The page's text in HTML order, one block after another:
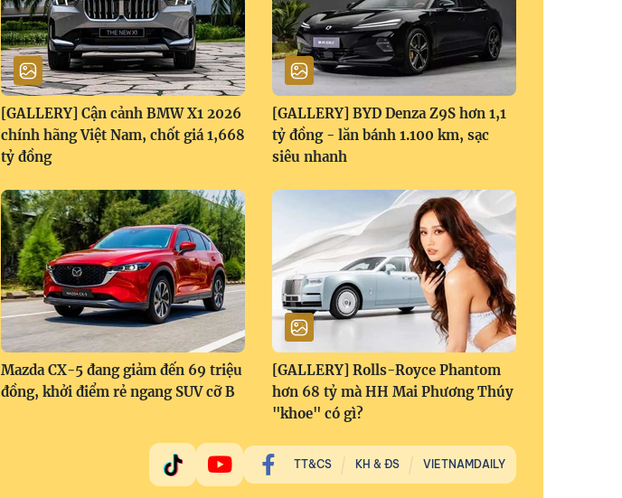
[GALLERY] Cận cảnh BMW X1 2026
chính hãng Việt Nam, chốt giá 1,668
tỷ đồng
[GALLERY] BYD Denza Z9S hơn 1,1
tỷ đồng - lăn bánh 1.100 km, sạc
siêu nhanh
Mazda CX-5 đang giảm đến 69 triệu
đồng, khởi điểm rẻ ngang SUV cỡ B
[GALLERY] Rolls-Royce Phantom
hơn 68 tỷ mà HH Mai Phương Thúy
"khoe" có gì?
TT&CS KH & ĐS VIETNAMDAILY